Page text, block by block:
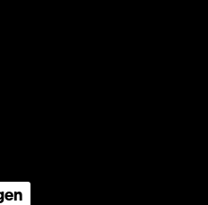
der Bundesregierung für